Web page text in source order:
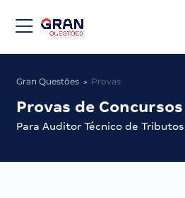
Gran Questões Provas
Provas de Concursos
Para Auditor Técnico de